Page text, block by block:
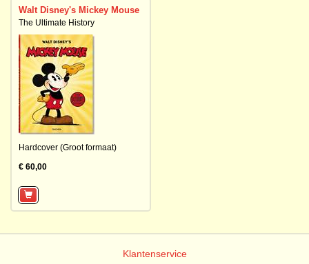
Walt Disney's Mickey Mouse
The Ultimate History
Hardcover (Groot formaat)
€ 60,00
Klantenservice